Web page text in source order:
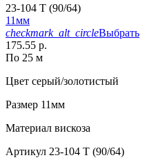
23-104 T (90/64)
11мм
checkmark_alt_circleВыбрать
175.55 р.
По 25 м
Цвет серый/золотистый
Размер 11мм
Материал вискоза
Артикул 23-104 T (90/64)